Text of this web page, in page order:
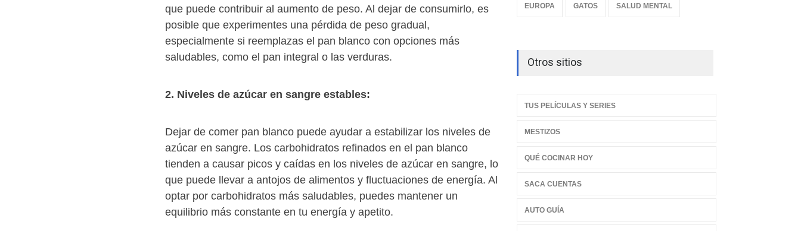
que puede contribuir al aumento de peso. Al dejar de consumirlo, es
posible que experimentes una pérdida de peso gradual,
especialmente si reemplazas el pan blanco con opciones más
saludables, como el pan integral o las verduras.
2. Niveles de azúcar en sangre estables:
Dejar de comer pan blanco puede ayudar a estabilizar los niveles de
azúcar en sangre. Los carbohidratos refinados en el pan blanco
tienden a causar picos y caídas en los niveles de azúcar en sangre, lo
que puede llevar a antojos de alimentos y fluctuaciones de energía. Al
optar por carbohidratos más saludables, puedes mantener un
equilibrio más constante en tu energía y apetito.
EUROPA GATOS SALUD MENTAL
Otros sitios
TUS PELÍCULAS Y SERIES
MESTIZOS
QUÉ COCINAR HOY
SACA CUENTAS
AUTO GUÍA